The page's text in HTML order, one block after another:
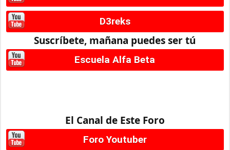
D3reks
Suscríbete, mañana puedes ser tú
Escuela Alfa Beta
El Canal de Este Foro
Foro Youtuber